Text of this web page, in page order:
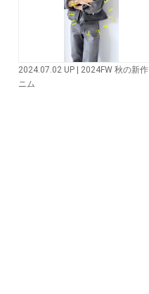
2024.07.02 UP | 2024FW 秋の新
ニム